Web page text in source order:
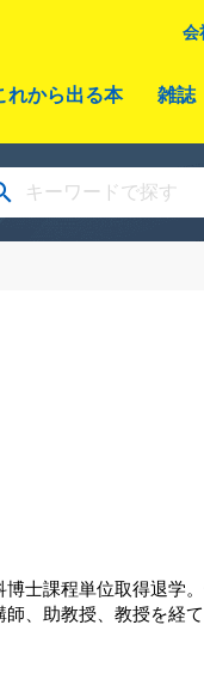
会
れから出る本 雑誌
士課程単位取得退学
、助教授、教授を経